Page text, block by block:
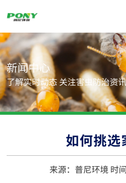
新闻中心
了解实时动态 关注害虫防治资
如何挑选
来源：普尼环境 时